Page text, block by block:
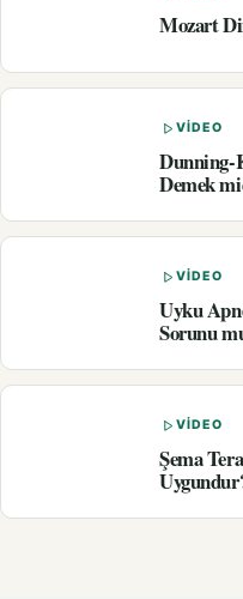
Mozart
VIDEO
Dunning-
Demek
VIDEO
Uyku
Sorunu
VIDEO
Şema